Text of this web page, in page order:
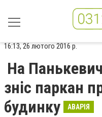
16:13, 26 лютого 2016 р.
На
зніс паркан
будинку
АВАРІЯ